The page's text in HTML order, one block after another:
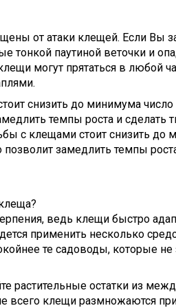
от атаки клещей. Если Вы
тонкой паутиной веточки и
могут прятаться в любой
снизить до минимума
темпы роста и сделать
с клещами стоит снизить до
замедлить темпы
ведь клещи быстро
применить несколько
те садоводы, которые
растительные остатки из
всего клещи размножаются